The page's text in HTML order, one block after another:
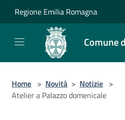
Regione Emilia Romagna
Comune
Home > Novità > Notizie >
Atelier a Palazzo domenicale